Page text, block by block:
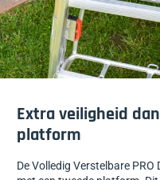
Extra veiligheid
platform
De Volledig Verstelbare